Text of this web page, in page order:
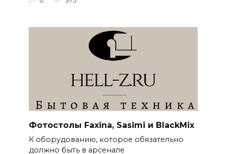
Фотостолы Faxina, Sasimi и BlackMix
К оборудованию, которое обязательно
должно быть в арсенале